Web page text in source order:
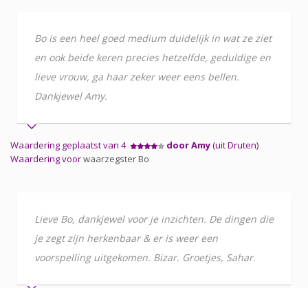
Bo is een heel goed medium duidelijk in wat ze ziet
en ook beide keren precies hetzelfde, geduldige en
lieve vrouw, ga haar zeker weer eens bellen.
Dankjewel Amy.
Waardering geplaatst van 4 door Amy(uit Druten)
Waardering voorwaarzegster Bo
Lieve Bo, dankjewel voor je inzichten. De dingen die
je zegt zijn herkenbaar & er is weer een
voorspelling uitgekomen. Bizar. Groetjes, Sahar.